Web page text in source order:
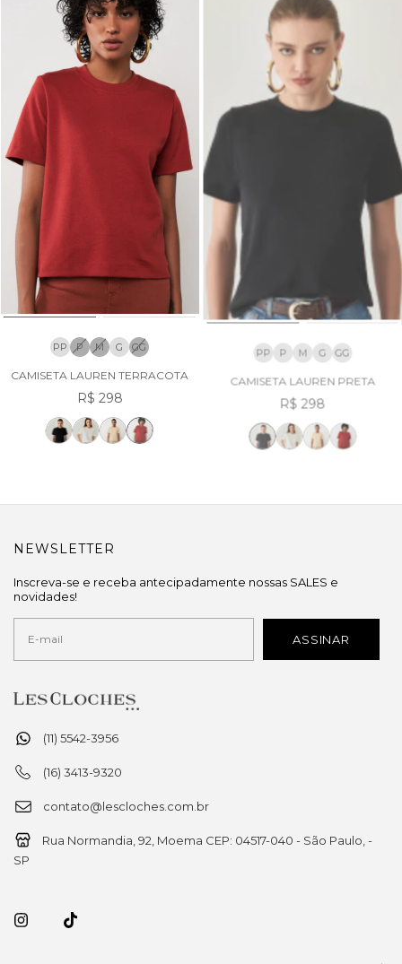
PP P M G GG
CAMISETA LAUREN TERRACOTA
R$ 298
PP P M G GG
CAMISETA LAUREN PRETA
R$ 298
(11) 5542-3956
(16) 3413-9320
contato@lescloches.com.br
Rua Normandia, 92, Moema CEP: 04517-040 - São Paulo, -
SP
NEWSLETTER
Inscreva-se e receba antecipadamente nossas SALES e
novidades!